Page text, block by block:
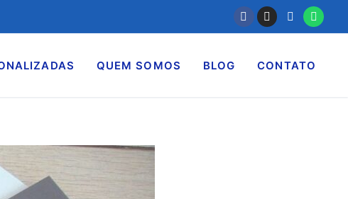
QUEM SOMOS BLOG CONTATO